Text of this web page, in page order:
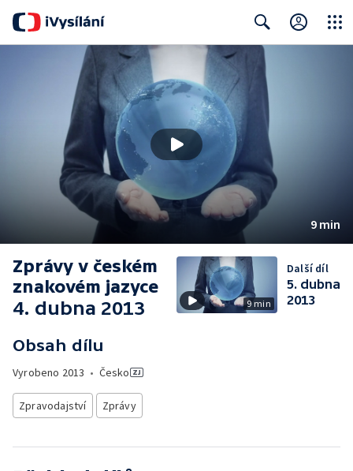
Search
9 min
Zprávy v českém
znakovém jazyce
4. dubna 2013
Obsah dílu
Vyrobeno 2013 • Česko
Zpravodajství Zprávy
9 min
Další díl
5. dubna
2013